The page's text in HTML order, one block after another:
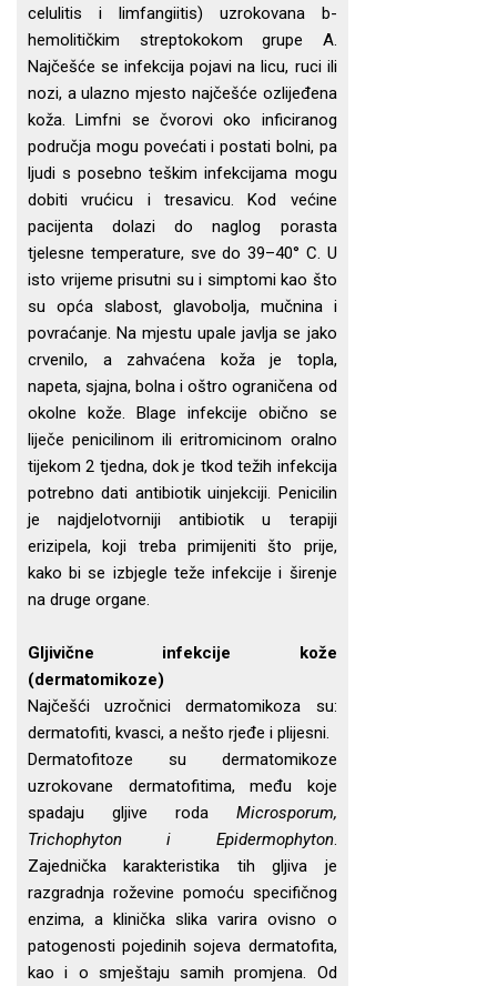
celulitis i limfangiitis) uzrokovana b-
hemolitičkim streptokokom grupe A.
Najčešće se infekcija pojavi na licu, ruci ili
nozi, a ulazno mjesto najčešće ozlijeđena
koža. Limfni se čvorovi oko inficiranog
područja mogu povećati i postati bolni, pa
ljudi s posebno teškim infekcijama mogu
dobiti vrućicu i tresavicu. Kod većine
pacijenta dolazi do naglog porasta
tjelesne temperature, sve do 39–40° C. U
isto vrijeme prisutni su i simptomi kao što
su opća slabost, glavobolja, mučnina i
povraćanje. Na mjestu upale javlja se jako
crvenilo, a zahvaćena koža je topla,
napeta, sjajna, bolna i oštro ograničena od
okolne kože. Blage infekcije obično se
liječe penicilinom ili eritromicinom oralno
tijekom 2 tjedna, dok je tkod težih infekcija
potrebno dati antibiotik uinjekciji. Penicilin
je najdjelotvorniji antibiotik u terapiji
erizipela, koji treba primijeniti što prije,
kako bi se izbjegle teže infekcije i širenje
na druge organe.
Gljivične infekcije kože
(dermatomikoze)
Najčešći uzročnici dermatomikoza su:
dermatofiti, kvasci, a nešto rjeđe i plijesni.
Dermatofitoze su dermatomikoze
uzrokovane dermatofitima, među koje
spadaju gljive roda Microsporum,
Trichophyton i Epidermophyton.
Zajednička karakteristika tih gljiva je
razgradnja roževine pomoću specifičnog
enzima, a klinička slika varira ovisno o
patogenosti pojedinih sojeva dermatofita,
kao i o smještaju samih promjena. Od